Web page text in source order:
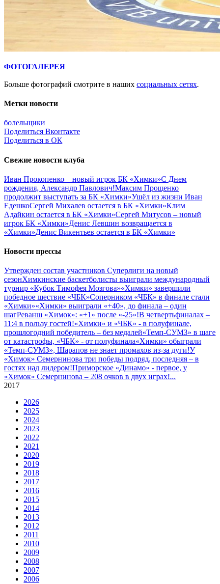
ФОТОГАЛЕРЕЯ
Больше фотографий смотрите в наших социальных сетях.
Метки новости
болельщики
Поделиться Вконтакте
Поделиться в ОК
Свежие новости клуба
Иван Прокопенко – новый игрок БК «Химки»С Днем
рождения, Александр Павлович!Максим Прощенко
продолжит выступать за БК «Химки»Ушёл из жизни Иван
ЕдешкоСергей Михалев остается в БК «Химки»Клим
Адайкин остается в БК «Химки»Сергей Митусов – новый
игрок БК «Химки»Денис Левшин возвращается в
«Химки»Денис Викентьев остается в БК «Химки»
Новости прессы
Утвержден состав участников Cуперлиги на новый
сезонХимкинские баскетболисты выиграли международный
турнир «Кубок Тимофея Мозгова»«Химки» завершили
победное шествие «ЧБК»Соперником «ЧБК» в финале стали
«Химки»«Химки» выиграли «+40», до финала – один
шагРеванш «Химок»: «+1» после «-25»!В четвертьфиналах –
11:4 в пользу гостей!«Химки» и «ЧБК» - в полуфинале,
прошлогодний победитель – без медалей«Темп-СУМЗ» в шаге
от катастрофы, «ЧБК» - от полуфинала«Химки» обыграли
«Темп-СУМЗ», Шарапов не знает промахов из-за дуги!У
«Химок» Семернинова три победы подряд, последняя – в
гостях над лидером!Приморское «Динамо» - первое, у
«Химок» Семернинова – 208 очков в двух играх!...
2017
2026
2025
2024
2023
2022
2021
2020
2019
2018
2017
2016
2015
2014
2013
2012
2011
2010
2009
2008
2007
2006